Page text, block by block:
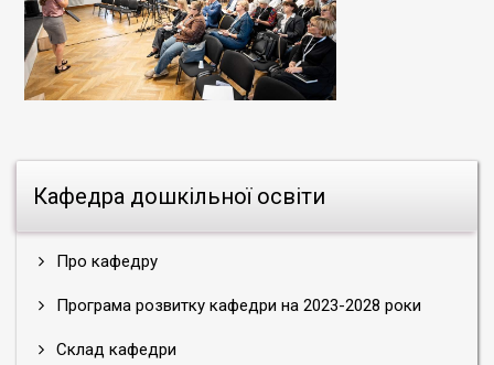
Кафедра дошкільної освіти
Про кафедру
Програма розвитку кафедри на 2023-2028 роки
Склад кафедри